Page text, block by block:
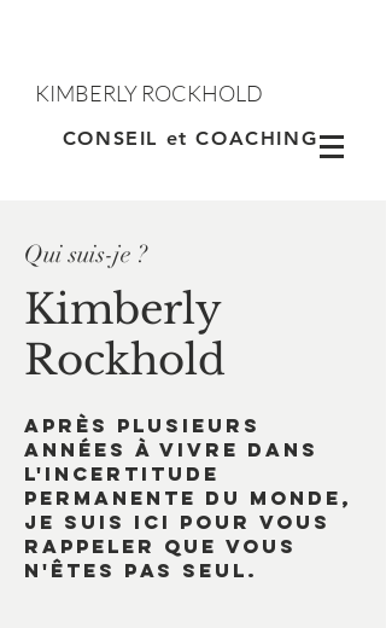
Contacter
CONSEIL et COACHING
KIMBERLY ROCKHOLD
Qui suis-je ?
Kimberly
Rockhold
Après plusieurs
années à vivre dans
l'incertitude
permanente du monde,
je suis ici pour vous
rappeler que vous
n'êtes pas seul.